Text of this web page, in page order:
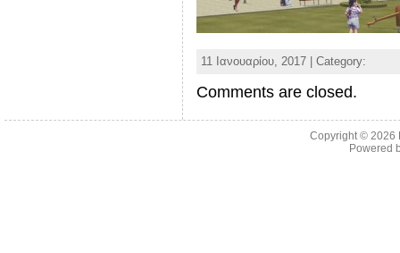
11 Ιανουαρίου, 2017 | Category:
Comments are closed.
Copyright © 2026
Powered